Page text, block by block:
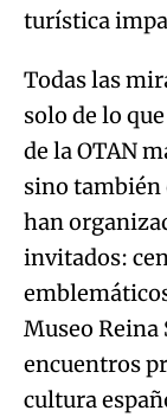
turística
Todas las
solo de lo
de la OTAN
sino también
han
invitados:
Museo Reina
encuentros
cultura